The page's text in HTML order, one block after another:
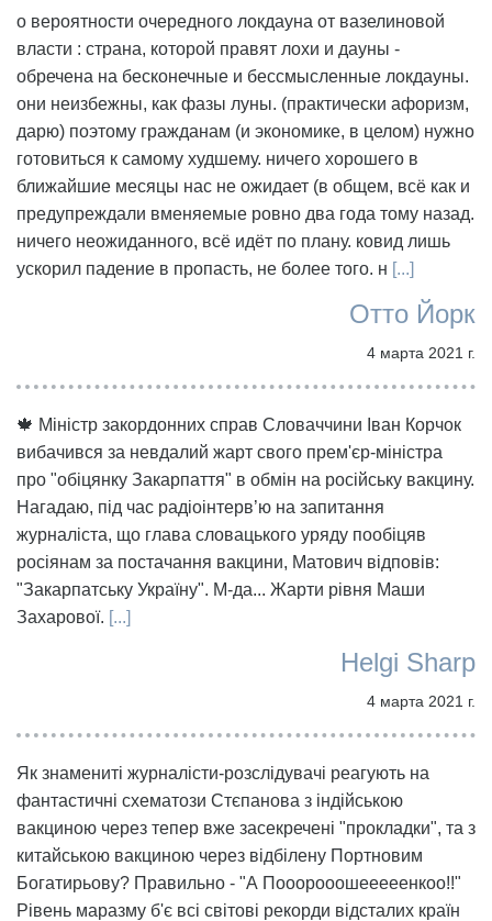
о вероятности очередного локдауна от вазелиновой
власти : страна, которой правят лохи и дауны -
обречена на бесконечные и бессмысленные локдауны.
они неизбежны, как фазы луны. (практически афоризм,
дарю) поэтому гражданам (и экономике, в целом) нужно
готовиться к самому худшему. ничего хорошего в
ближайшие месяцы нас не ожидает (в общем, всё как и
предупреждали вменяемые ровно два года тому назад.
ничего неожиданного, всё идёт по плану. ковид лишь
ускорил падение в пропасть, не более того. н [...]
Отто Йорк
4 марта 2021 г.
🍁 Міністр закордонних справ Словаччини Іван Корчок
вибачився за невдалий жарт свого прем'єр-міністра
про "обіцянку Закарпаття" в обмін на російську вакцину.
Нагадаю, під час радіоінтерв’ю на запитання
журналіста, що глава словацького уряду пообіцяв
росіянам за постачання вакцини, Матович відповів:
"Закарпатську Україну". М-да... Жарти рівня Маши
Захарової. [...]
Helgi Sharp
4 марта 2021 г.
Як знамениті журналісти-розслідувачі реагують на
фантастичні схематози Стєпанова з індійською
вакциною через тепер вже засекречені "прокладки", та з
китайською вакциною через відбілену Портновим
Богатирьову? Правильно - "А Пооорооошееееенкоо!!"
Рівень маразму б'є всі світові рекорди відсталих країн